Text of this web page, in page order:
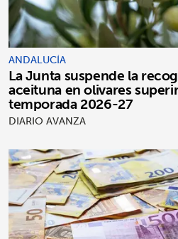
ANDALUCÍA
La Junta suspende la
aceituna en olivares
temporada 2026-27
DIARIO AVANZA